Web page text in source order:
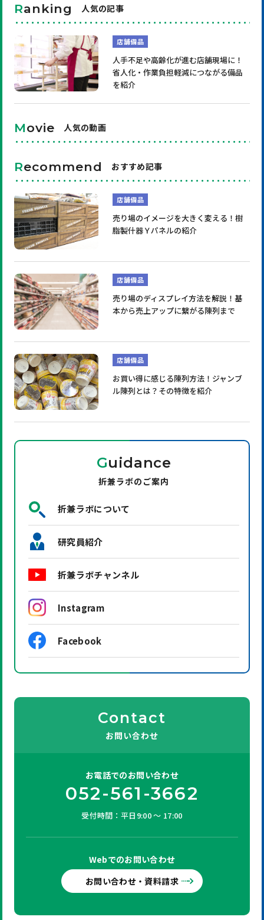
Ranking 人気の記事
店舗備品
人手不足や高齢化が進む店舗現場に！
省人化・作業負担軽減につながる備品
を紹介
Movie 人気の動画
Recommend おすすめ記事
店舗備品
売り場のイメージを大きく変える！樹
脂製什器Ｙパネルの紹介
店舗備品
売り場のディスプレイ方法を解説！基
本から売上アップに繋がる陳列まで
店舗備品
お買い得に感じる陳列方法！ジャンブ
ル陳列とは？その特徴を紹介
Guidance
折兼ラボのご案内
折兼ラボについて
研究員紹介
折兼ラボチャンネル
Instagram
Facebook
Contact
お問い合わせ
お電話でのお問い合わせ
052-561-3662
受付時間：平日9:00 ～ 17:00
Webでのお問い合わせ
お問い合わせ・資料請求